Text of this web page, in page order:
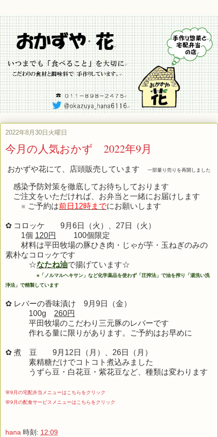
2022年8月30日火曜日
今月の人気おかず 2022年9月
おかずや花にて、店頭販売しています 一部量り売りを再開しました
感染予防対策を徹底してお待ちしております
ご注文をいただければ、お弁当と一緒にお届けします
※ ご予約は前日12時までにお願いします
✿ コロッケ 9月6日（火）、27日（火）
1個 120円
100個限定
材料は平田牧場の豚ひき肉・じゃが芋・玉ねぎのみの
素朴なコロッケです
☆なたね油で揚げています☆
※ 「ノルマルヘキサン」など化学薬品を使わず「圧搾法」で油を搾り「湯洗い洗
浄法」で精製しています
✿ レバーの香味漬け 9月9日（金）
100g 260円
平田牧場のこだわり三元豚のレバーです
作れる量に限りがあります。ご予約はお早めに
✿ 煮 豆 9月12日（月）、26日（月）
素精糖だけでコトコト煮込みました
うずら豆・白花豆・紫花豆など、種類は変わります
🌸9月の宅配弁当メニューはこちらをクリック
🌸9月の配食サービスメニューはこちらをクリック
hana 時刻: 12:09